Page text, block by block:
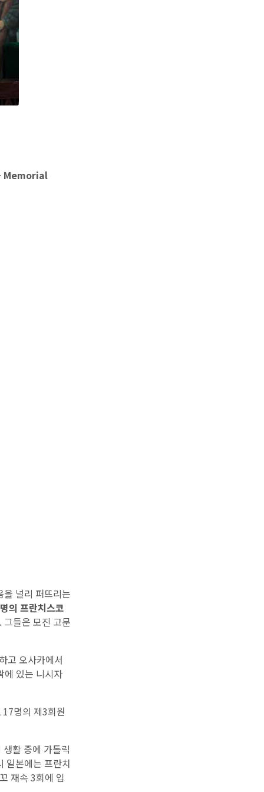
Memorial
널리 퍼뜨리는
의 프란치스코
그들은 모진 고문
고 오사카에서
에 있는 니시자
명의 제3회원
활 중에 가톨릭
일본에는 프란치
재속 3회에 입